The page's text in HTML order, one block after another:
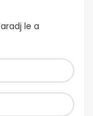
le a